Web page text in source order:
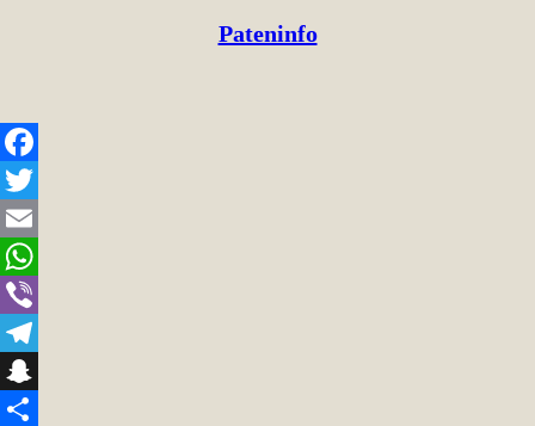
Pateninfo
Facebook
Twitter
Email
WhatsApp
Viber
Telegram
Snapchat